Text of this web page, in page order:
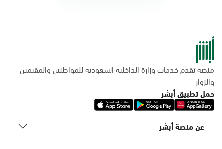
منصة تقدم خدمات وزارة الداخلية السعودية للمواطنين والمقيمين
والزوار
حمل تطبيق أبشر
عن منصة أبشر